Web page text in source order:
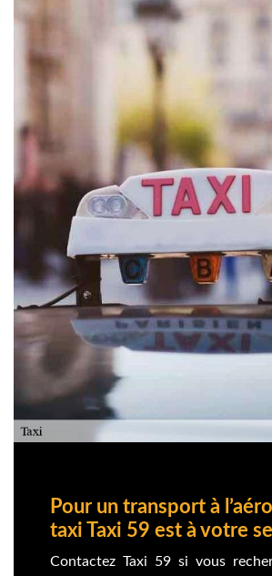
Pour un transport à
taxi Taxi 59 est à votre
Contactez Taxi 59 si vous